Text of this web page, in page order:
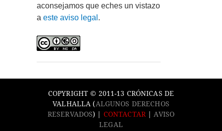
aconsejamos que eches un vistazo
a este aviso legal .
COPYRIGHT © 2011-13 CRÓNICAS DE
VALHALLA (ALGUNOS DERECHOS
RESERVADOS) | CONTACTAR
AVISO
LEGAL